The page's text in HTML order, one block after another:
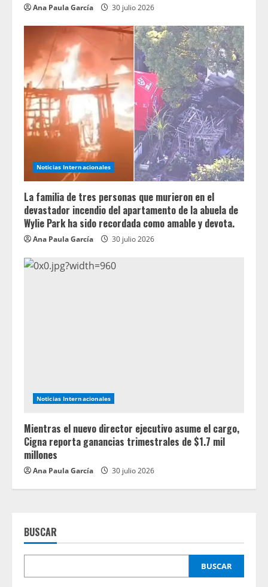
Ana Paula García 30 julio 2026
Noticias Internacionales
La familia de tres personas que murieron en el
devastador incendio del apartamento de la abuela de
Wylie Park ha sido recordada como amable y devota.
Ana Paula García 30 julio 2026
Noticias Internacionales
Mientras el nuevo director ejecutivo asume el cargo,
Cigna reporta ganancias trimestrales de $1.7 mil
millones
Ana Paula García 30 julio 2026
BUSCAR
BUSCAR